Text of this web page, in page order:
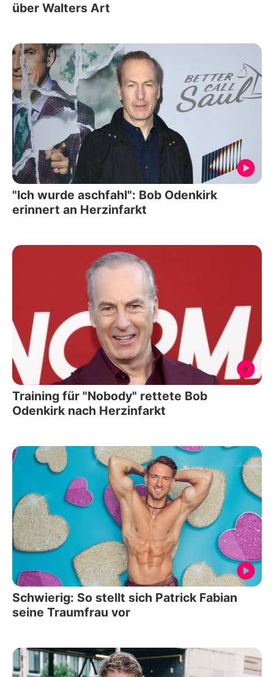
über Walters Art
"Ich wurde aschfahl": Bob Odenkirk
erinnert an Herzinfarkt
Training für "Nobody" rettete Bob
Odenkirk nach Herzinfarkt
Schwierig: So stellt sich Patrick Fabian
seine Traumfrau vor